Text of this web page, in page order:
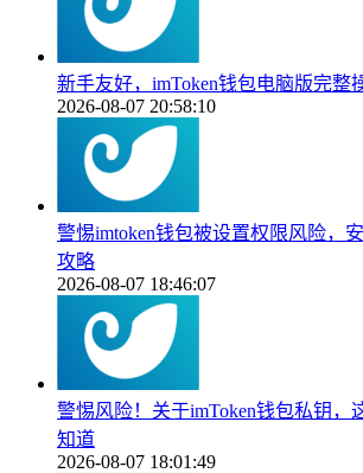
新手友好，imToken钱包电脑版完整
2026-08-07 20:58:10
警惕imtoken钱包被设置权限风险，
攻略
2026-08-07 18:46:07
警惕风险！关于imToken钱包私钥，
知道
2026-08-07 18:01:49